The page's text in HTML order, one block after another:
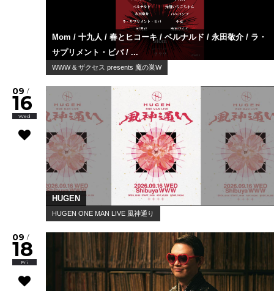
Mom / 十九人 / 春とヒコーキ / ベルナルド / 永田敬介 / ラ・
サプリメント・ビバ / ...
WWW & ザクセス presents 魔の巣W
09 /
16
Wed
HUGEN
HUGEN ONE MAN LIVE 風神通り
09 /
18
Fri